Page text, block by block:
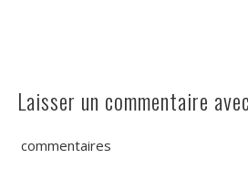
Laisser un commentaire
commentaires